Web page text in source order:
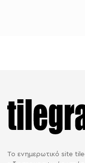
Το ενημερωτικό site